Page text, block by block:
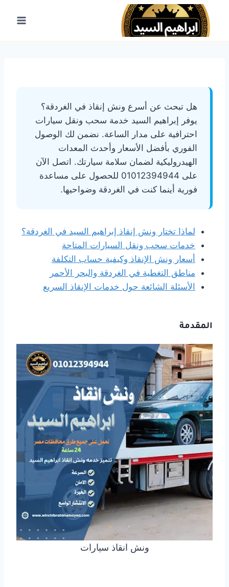
التجاوز
المحتوى
هل تبحث عن أسرع ونش إنقاذ في الغردقة؟
يوفر إبراهيم السيد خدمة سحب ونقل سيارات
احترافية على مدار الساعة. نضمن لك الوصول
الفوري بأفضل الأسعار وأحدث المعدات
الهيدروليكية لضمان سلامة سيارتك. اتصل الآن
على 01012394944 للحصول على مساعدة
فورية أينما كنت في الغردقة وضواحيها.
لماذا تختار ونش إنقاذ إبراهيم السيد في الغردقة؟
خدمات سحب ونقل السيارات المتاحة
أسعار ونش الإنقاذ وكيفية حساب التكلفة
مناطق التغطية في الغردقة والبحر الأحمر
الأسئلة الشائعة حول خدمات الإنقاذ السريع
المقدمة
ونش انقاذ سيارات